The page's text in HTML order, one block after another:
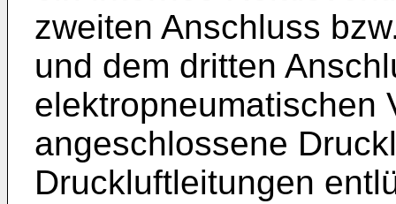
zweiten Anschluss
und dem dritten
elektropneumatischen
angeschlossene
Druckluftleitungen